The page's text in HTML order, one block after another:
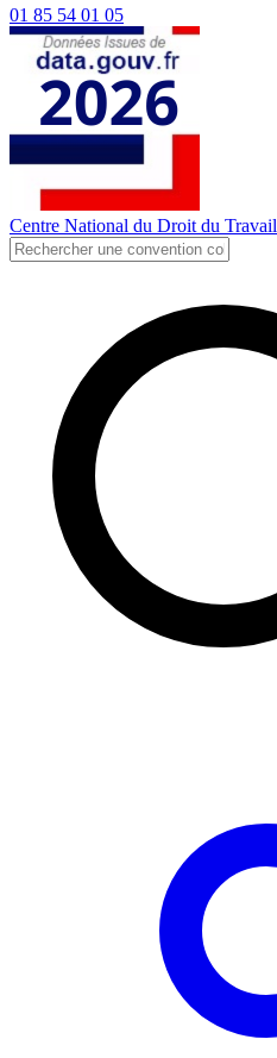
01 85 54 01 05
Centre National du Droit du Travail